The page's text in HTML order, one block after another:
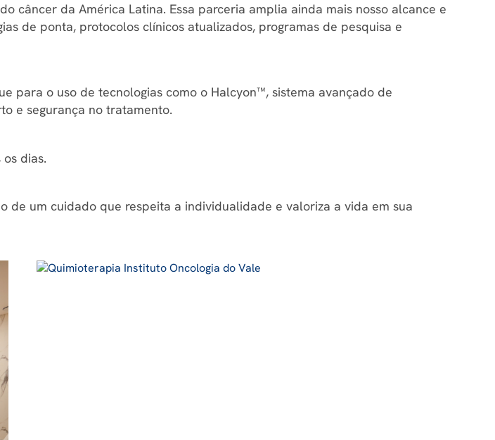
câncer da América Latina. Essa parceria amplia ainda mais nosso alcance e
de ponta, protocolos clínicos atualizados, programas de pesquisa e
para o uso de tecnologias como o Halcyon™, sistema avançado de
e segurança no tratamento.
dias.
de um cuidado que respeita a individualidade e valoriza a vida em sua